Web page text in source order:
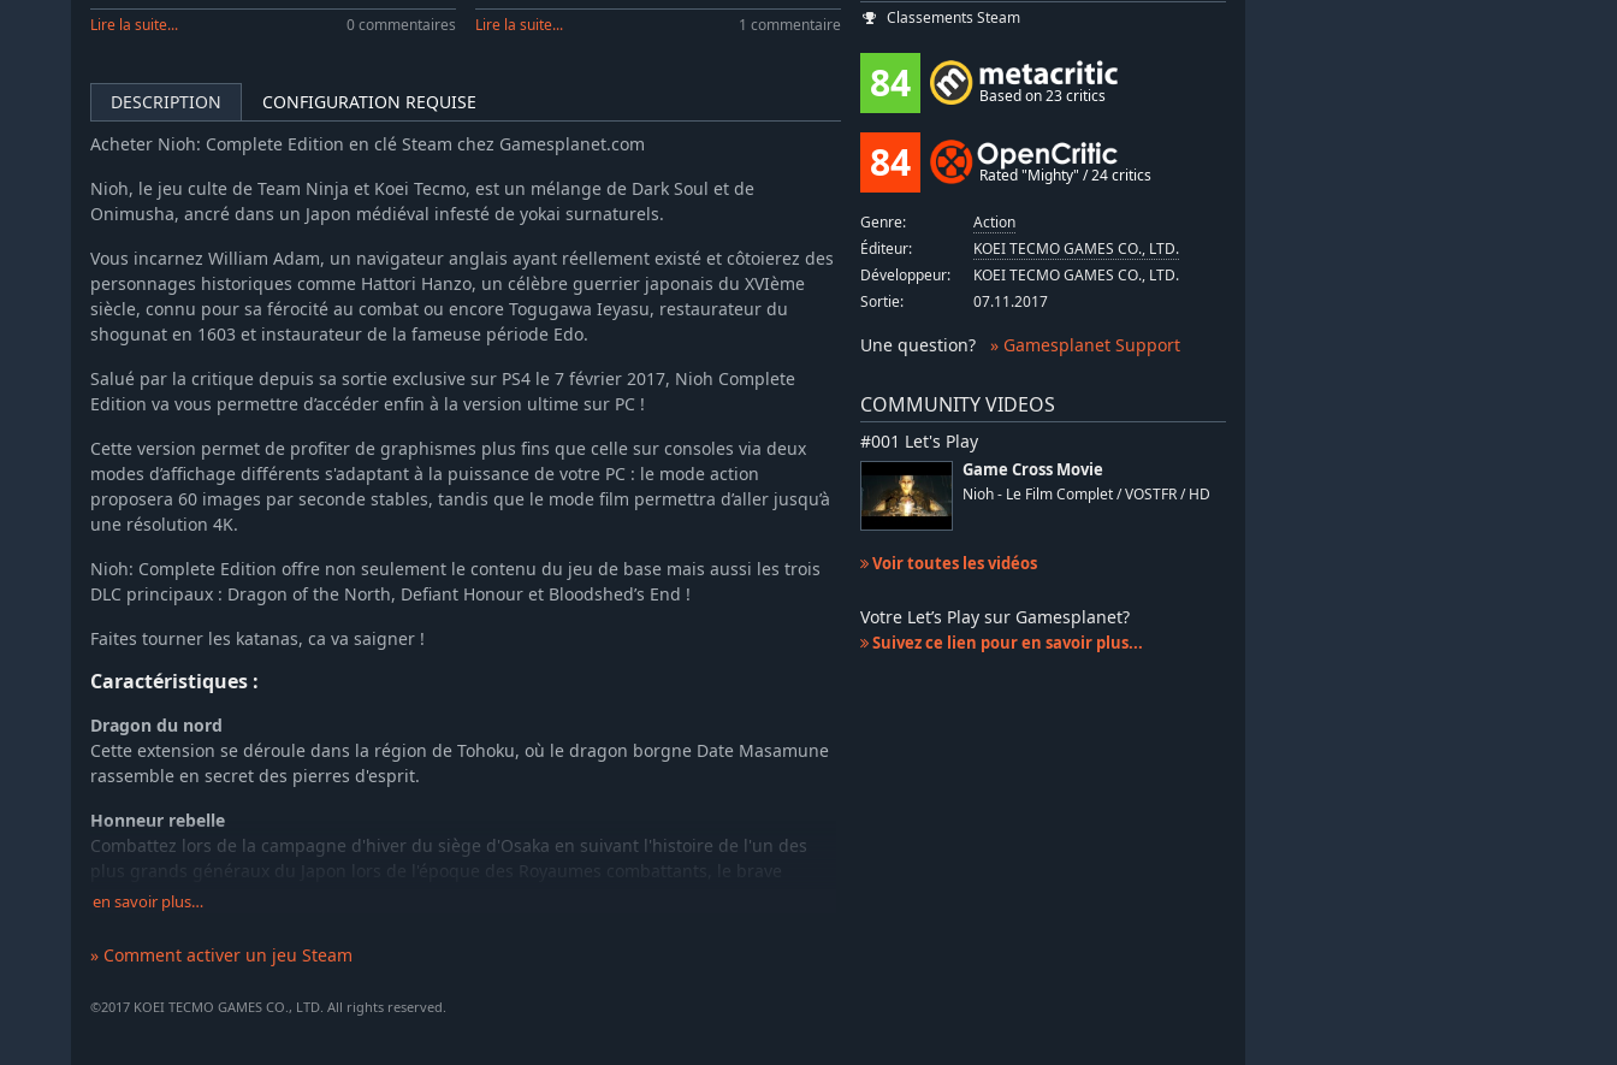
Lire la suite...
0 commentaires
Lire la suite...
1 commentaire
DESCRIPTION
CONFIGURATION REQUISE
Acheter Nioh: Complete Edition en clé Steam chez Gamesplanet.com
Nioh, le jeu culte de Team Ninja et Koei Tecmo, est un mélange de Dark Soul et de
Onimusha, ancré dans un Japon médiéval infesté de yokai surnaturels.
Vous incarnez William Adam, un navigateur anglais ayant réellement existé et côtoierez des
personnages historiques comme Hattori Hanzo, un célèbre guerrier japonais du XVIème
siècle, connu pour sa férocité au combat ou encore Togugawa Ieyasu, restaurateur du
shogunat en 1603 et instaurateur de la fameuse période Edo.
Salué par la critique depuis sa sortie exclusive sur PS4 le 7 février 2017, Nioh Complete
Edition va vous permettre d’accéder enfin à la version ultime sur PC !
Cette version permet de profiter de graphismes plus fins que celle sur consoles via deux
modes d’affichage différents s'adaptant à la puissance de votre PC : le mode action
proposera 60 images par seconde stables, tandis que le mode film permettra d’aller jusqu’à
une résolution 4K.
Nioh: Complete Edition offre non seulement le contenu du jeu de base mais aussi les trois
DLC principaux : Dragon of the North, Defiant Honour et Bloodshed’s End !
Faites tourner les katanas, ca va saigner !
Caractéristiques :
Dragon du nord
Cette extension se déroule dans la région de Tohoku, où le dragon borgne Date Masamune
rassemble en secret des pierres d'esprit.
Honneur rebelle
Combattez lors de la campagne d'hiver du siège d'Osaka en suivant l'histoire de l'un des
plus grands généraux du Japon lors de l'époque des Royaumes combattants, le brave
Sanada Yukimura.
Rejoignez la campagne d'été du siège d'Osaka alors que l'époque des Royaumes
en savoir plus…
» Comment activer un jeu Steam
©2017 KOEI TECMO GAMES CO., LTD. All rights reserved.
Classements Steam
84 Based on 23 critics
84 Rated "Mighty" / 24 critics
Genre:
Action
Éditeur:
KOEI TECMO GAMES CO., LTD.
Développeur:
KOEI TECMO GAMES CO., LTD.
Sortie:
07.11.2017
Une question? » Gamesplanet Support
COMMUNITY VIDEOS
#001 Let's Play
Game Cross Movie
Nioh - Le Film Complet / VOSTFR / HD
Voir toutes les vidéos
Votre Let’s Play sur Gamesplanet?
Suivez ce lien pour en savoir plus...